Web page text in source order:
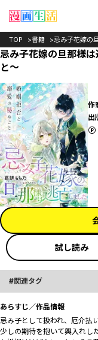
TOP 書籍 忌み子花嫁の
忌み子花嫁の旦那様
と～
作
出
ポイント
試し読み
関連タグ
あらすじ／作品情報
忌み子として扱われ、厄介払
少しの期待を抱いて輿入れし